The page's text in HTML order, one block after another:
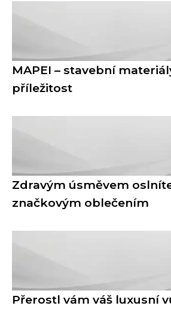
MAPEI – stavební
příležitost
Zdravým úsměvem
značkovým oblečením
Přerostl vám váš luxusní